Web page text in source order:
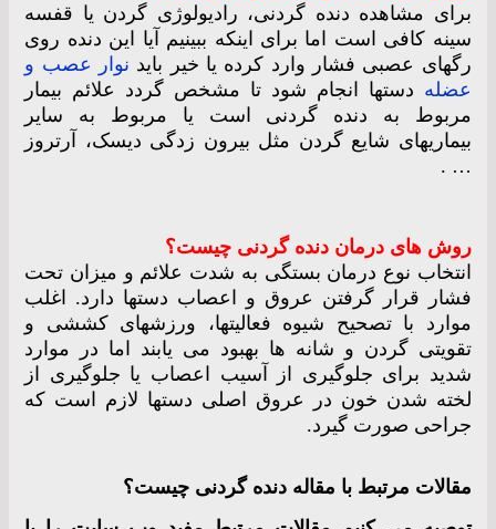
برای مشاهده دنده گردنی، رادیولوژی گردن یا قفسه
سینه کافی است اما برای اینکه ببینیم آیا این دنده روی
رگهای عصبی فشار وارد کرده یا خیر باید نوار عصب و
عضله دستها انجام شود تا مشخص گردد علائم بیمار
مربوط به دنده گردنی است یا مربوط به سایر
بیماریهای شایع گردن مثل بیرون زدگی دیسک، آرتروز
… .
روش های درمان دنده گردنی چیست؟
انتخاب نوع درمان بستگی به شدت علائم و میزان تحت
فشار قرار گرفتن عروق و اعصاب دستها دارد. اغلب
موارد با تصحیح شیوه فعالیتها، ورزشهای کششی و
تقویتی گردن و شانه ها بهبود می یابند اما در موارد
شدید برای جلوگیری از آسیب اعصاب یا جلوگیری از
لخته شدن خون در عروق اصلی دستها لازم است که
جراحی صورت گیرد.
مقالات مرتبط با مقاله دنده گردنی چیست؟